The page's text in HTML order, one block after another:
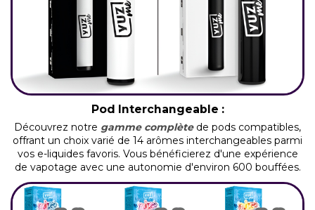
Pod Interchangeable :
Découvrez notre gamme complètede pods compatibles,
offrant un choix varié de 14 arômes interchangeables parmi
vos e-liquides favoris. Vous bénéficierez d'une expérience
de vapotage avec une autonomie d'environ 600 bouffées.